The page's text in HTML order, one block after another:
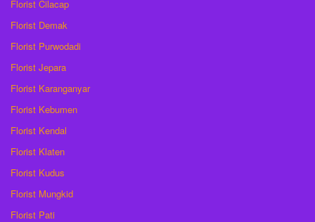
Florist Cilacap
Florist Demak
Florist Purwodadi
Florist Jepara
Florist Karanganyar
Florist Kebumen
Florist Kendal
Florist Klaten
Florist Kudus
Florist Mungkid
Florist Pati